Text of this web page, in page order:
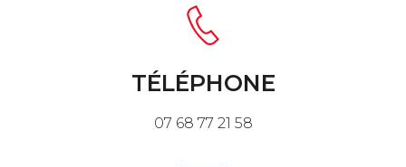
TÉLÉPHONE
07 68 77 21 58